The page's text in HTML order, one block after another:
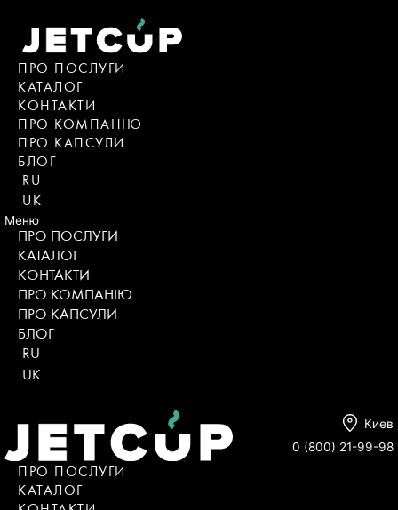
ПРО ПОСЛУГИ
КАТАЛОГ
KОНТАКТИ
ПРО КОМПАНІЮ
ПРО КАПСУЛИ
БЛОГ
RU
UK
Меню
ПРО ПОСЛУГИ
КАТАЛОГ
KОНТАКТИ
ПРО КОМПАНІЮ
ПРО КАПСУЛИ
БЛОГ
RU
UK
Киев
0 (800) 21-99-98
ПРО ПОСЛУГИ
КАТАЛОГ